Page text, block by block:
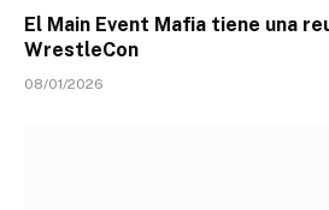
El Main Event Mafia tiene una
WrestleCon
08/01/2026